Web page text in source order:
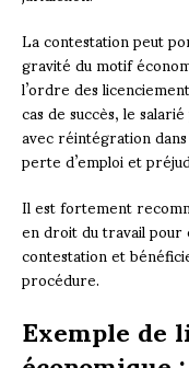
La contestation peut
gravité du motif
l’ordre des
cas de succès, le
avec réintégration
perte d’emploi et
Il est fortement
en droit du travail pour
contestation et
procédure.
Exemple